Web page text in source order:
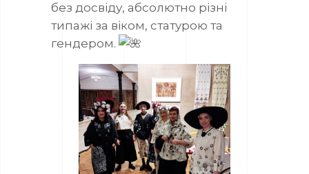
без досвіду, абсолютно різні
типажі за віком, статурою та
гендером.